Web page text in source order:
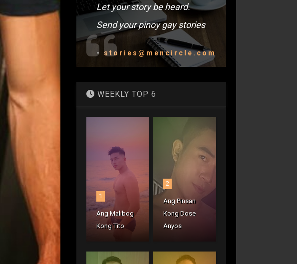
Let your story be heard.
Send your pinoy gay stories
- stories@mencircle.com
WEEKLY TOP 6
1
Ang Malibog
Kong Tito
2
Ang Pinsan
Kong Dose
Anyos